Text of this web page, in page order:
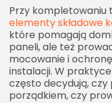
Przy
elementy składowe
które pomagają
paneli, ale też
mocowanie i
instalacji. W
często decydują,
porządkiem, czy